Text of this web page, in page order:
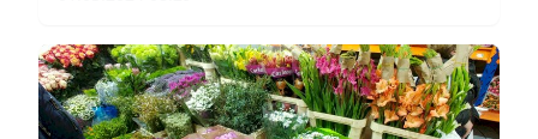
и воскресеньям. В зависимости от